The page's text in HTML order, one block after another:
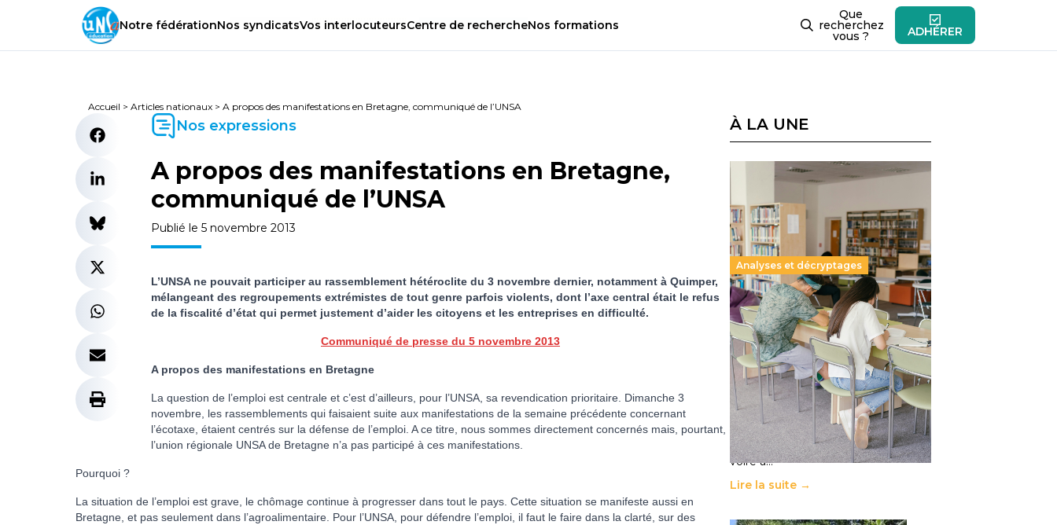
Notre fédérationNos syndicatsVos interlocuteursCentre de rechercheNos formations
Que
recherchez
vous ? ADHÉRER
Accueil > Articles nationaux > A propos des manifestations en Bretagne, communiqué de l’UNSA
Nos expressions
A propos des manifestations en Bretagne,
communiqué de l’UNSA
Publié le 5 novembre 2013
L’UNSA ne pouvait participer au rassemblement hétéroclite du 3 novembre dernier, notamment à Quimper,
mélangeant des regroupements extrémistes de tout genre parfois violents, dont l’axe central était le refus
de la fiscalité d’état qui permet justement d’aider les citoyens et les entreprises en difficulté.
Communiqué de presse du 5 novembre 2013
A propos des manifestations en Bretagne
La question de l’emploi est centrale et c’est d’ailleurs, pour l’UNSA, sa revendication prioritaire. Dimanche 3
novembre, les rassemblements qui faisaient suite aux manifestations de la semaine précédente concernant
l’écotaxe, étaient centrés sur la défense de l’emploi. A ce titre, nous sommes directement concernés mais, pourtant,
l’union régionale UNSA de Bretagne n’a pas participé à ces manifestations.
Pourquoi ?
La situation de l’emploi est grave, le chômage continue à progresser dans tout le pays. Cette situation se manifeste aussi en
Bretagne, et pas seulement dans l’agroalimentaire. Pour l’UNSA, pour défendre l’emploi, il faut le faire dans la clarté, sur des
À LA UNE
Analyses et décryptages
Supérieur privé : une dérive
qui met à mal la promesse
républicaine
11 juillet 2026- National
Le projet de loi sur la régulation de
l’enseignement supérieur privé met
en lumière l’amplification d’un
système qui relègue l’acte
pédagogique au superfétatoire,
voire à…
Lire la suite →